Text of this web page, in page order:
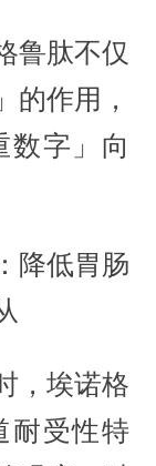
肽不仅
的作用，
数字」向
低胃肠
埃诺格
耐受性特